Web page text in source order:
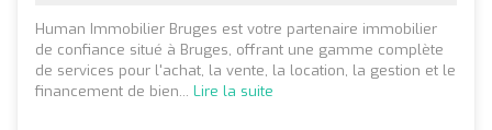
Human Immobilier Bruges est votre partenaire immobilier
de confiance situé à Bruges, offrant une gamme complète
de services pour l'achat, la vente, la location, la gestion et le
financement de bien... Lire la suite